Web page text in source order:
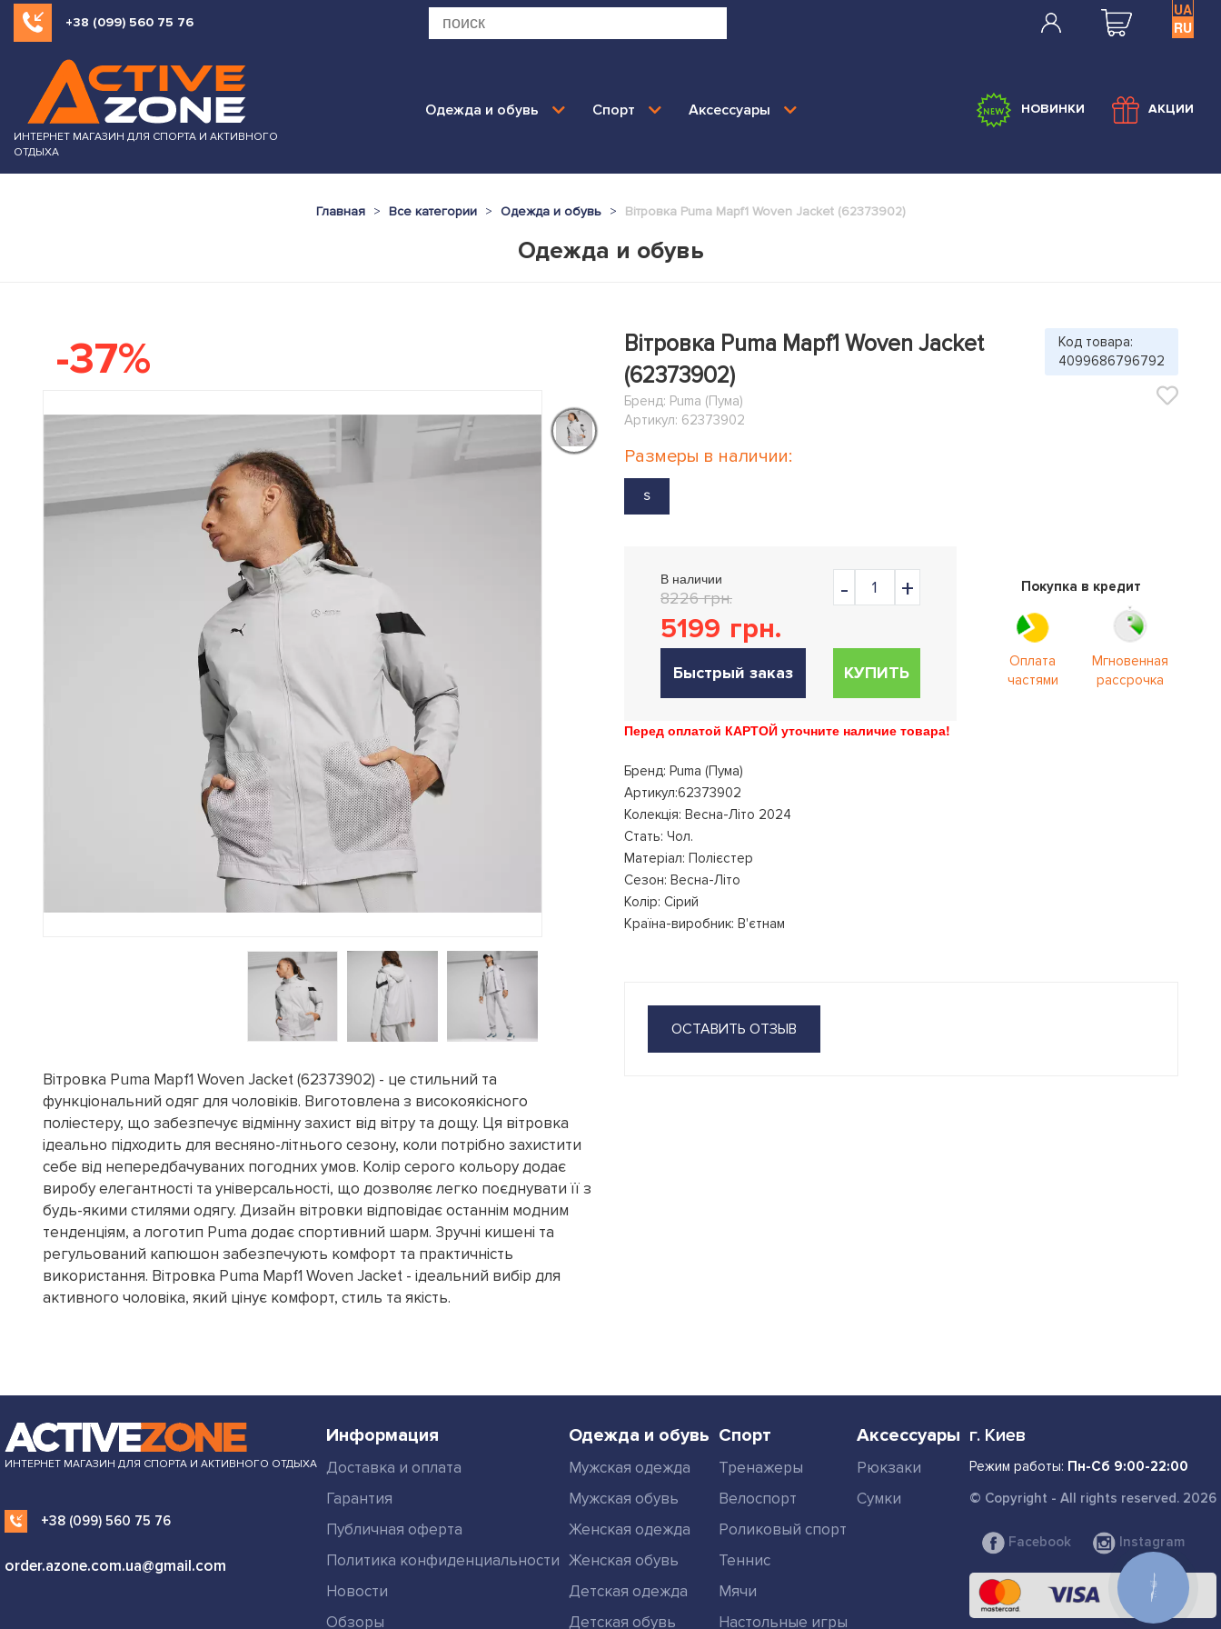
+38 (099) 560 75 76
UA
RU
ИНТЕРНЕТ МАГАЗИН ДЛЯ СПОРТА И АКТИВНОГО
ОТДЫХА
Одежда и обувь Спорт Аксессуары НОВИНКИ АКЦИИ
Главная Все категории Одежда и обувь Вітровка Puma Mapf1 Woven Jacket (62373902)
Одежда и обувь
-37%
Вітровка Puma Mapf1 Woven Jacket (62373902) - це стильний та
функціональний одяг для чоловіків. Виготовлена з високоякісного
поліестеру, що забезпечує відмінну захист від вітру та дощу. Ця вітровка
ідеально підходить для весняно-літнього сезону, коли потрібно захистити
себе від непередбачуваних погодних умов. Колір серого кольору додає
виробу елегантності та універсальності, що дозволяє легко поєднувати її з
будь-якими стилями одягу. Дизайн вітровки відповідає останнім модним
тенденціям, а логотип Puma додає спортивний шарм. Зручні кишені та
регульований капюшон забезпечують комфорт та практичність
використання. Вітровка Puma Mapf1 Woven Jacket - ідеальний вибір для
активного чоловіка, який цінує комфорт, стиль та якість.
Вітровка Puma Mapf1 Woven Jacket
(62373902)
Бренд: Puma (Пума)
Артикул: 62373902
Код товара:
4099686796792
Размеры в наличии:
S
В наличии
8226 грн.
5199 грн.
Быстрый заказ КУПИТЬ
Покупка в кредит
Оплата
частями
Мгновенная
рассрочка
Перед оплатой КАРТОЙ уточните наличие товара!
Бренд: Puma (Пума)
Артикул:62373902
Колекція: Весна-Літо 2024
Стать: Чол.
Матеріал: Полієстер
Сезон: Весна-Літо
Колір: Сірий
Країна-виробник: В'єтнам
ОСТАВИТЬ ОТЗЫВ
ИНТЕРНЕТ МАГАЗИН ДЛЯ СПОРТА И АКТИВНОГО ОТДЫХА
+38 (099) 560 75 76
order.azone.com.ua@gmail.com
Информация
Доставка и оплата
Гарантия
Публичная оферта
Политика конфиденциальности
Новости
Обзоры
Одежда и обувь
Мужская одежда
Мужская обувь
Женская одежда
Женская обувь
Детская одежда
Детская обувь
Спорт
Тренажеры
Велоспорт
Роликовый спорт
Теннис
Мячи
Настольные игры
Аксессуары
Рюкзаки
Сумки
г. Киев
Режим работы: Пн-Сб 9:00-22:00
© Copyright - All rights reserved. 2026
Facebook Instagram
КНОПКА
СВЯЗИ